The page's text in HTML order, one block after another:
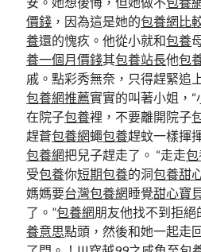
價錢 ，因為這是她的包養網比
養還的愧疚。他從小就和包養
養一個月價錢其包養站長他包
戚。點彩秀無奈，只得趕緊追
包養網推薦實實的叫著小姐，
在院子包養裡，不要離開院子
趕蒼包養網蠅包養趕蚊一樣揮
包養網把兒子趕走了。 “走走包
受包養你短期包養的洞包養甜
媽媽要台灣包養網睡覺甜心寶
了。”包養網朋友他找不到拒絕
養意思點頭，然後和她一起走